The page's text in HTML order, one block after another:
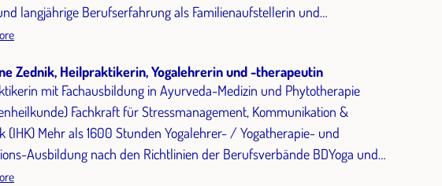
langjährige Berufserfahrung als Familienaufstellerin und
Beraterin.
Zednik, Heilpraktikerin, Yogalehrerin und -therapeutin
mit Fachausbildung in Ayurveda-Medizin und Phytotherapie
Fachkraft für Stressmanagement, Kommunikation &
/ Yogatherapie- und
Ausbildung nach den Richtlinien der Berufsverbände BDYoga und